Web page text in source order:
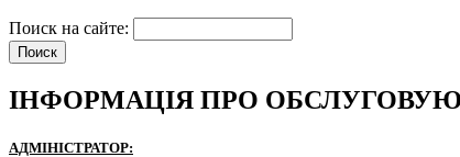
Поиск на сайте:
ІНФОРМАЦІЯ ПРО
АДМІНІСТРАТОР: